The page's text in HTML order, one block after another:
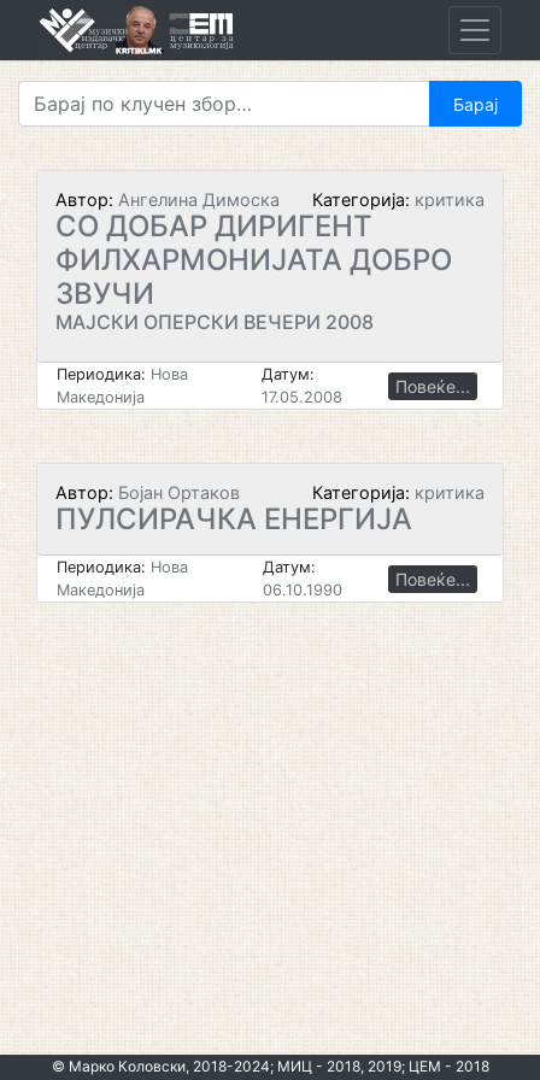
Автор: Ангелина Димоска Категорија: критика
СО ДОБАР ДИРИГЕНТ
ФИЛХАРМОНИЈАТА ДОБРО
ЗВУЧИ
МАЈСКИ ОПЕРСКИ ВЕЧЕРИ 2008
Периодика: Нова
Македонија
Датум:
17.05.2008
Повеќе...
Автор: Бојан Ортаков Категорија: критика
ПУЛСИРАЧКА ЕНЕРГИЈА
Периодика: Нова
Македонија
Датум:
06.10.1990
Повеќе...
© Марко Коловски, 2018-2024; МИЦ - 2018, 2019; ЦЕМ - 2018